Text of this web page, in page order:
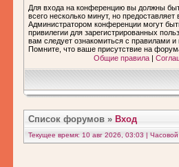
Для входа на конференцию вы должны
всего несколько минут, но
Администратором конференции могут
привилегии для зарегистрированных
вам следует ознакомиться с правилами
Помните, что ваше присутствие на
Общие правила|
Список форумов » Вход
Текущее время: 10 авг 2026, 03:03 | Часовой